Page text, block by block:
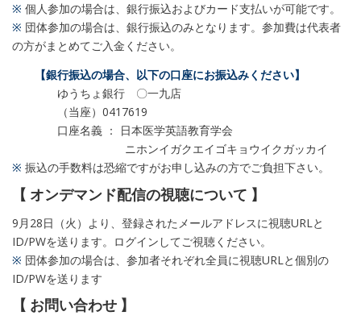
※ 個人参加の場合は、銀行振込およびカード支払いが可能です。
※ 団体参加の場合は、銀行振込のみとなります。参加費は代表者
の方がまとめてご入金ください。
【銀行振込の場合、以下の口座にお振込みください】
ゆうちょ銀行 〇一九店
（当座）0417619
口座名義 ： 日本医学英語教育学会
ニホンイガクエイゴキョウイクガッカイ
※ 振込の手数料は恐縮ですがお申し込みの方でご負担下さい。
【 オンデマンド配信の視聴について 】
9月28日（火）より、登録されたメールアドレスに視聴URLと
ID/PWを送ります。ログインしてご視聴ください。
※ 団体参加の場合は、参加者それぞれ全員に視聴URLと個別の
ID/PWを送ります
【 お問い合わせ 】